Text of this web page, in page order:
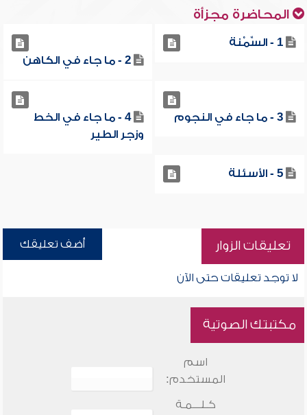
المحاضرة مجزأة
1 - السِّمْنة
2 - ما جاء في الكاهن
3 - ما جاء في النجوم
4 - ما جاء في الخط
وزجر الطير
5 - الأسئلة
تعليقات الزوار أضف تعليقك
لا توجد تعليقات حتى الآن
مكتبتك الصوتية
اسم
المستخدم:
كـلـــمـة